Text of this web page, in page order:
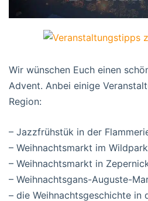
Wir wünschen Euch einen
Advent. Anbei einige
Region:
– Jazzfrühstük in der
– Weihnachtsmarkt im
– Weihnachtsmarkt in
– Weihnachtsgans-Auguste-
– die Weihnachtsgeschichte in